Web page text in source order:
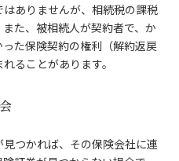
ありませんが、相続税の課税
た、被相続人が契約者で、か
た保険契約の権利（解約返戻
ることがあります。
つかれば、その保険会社に連